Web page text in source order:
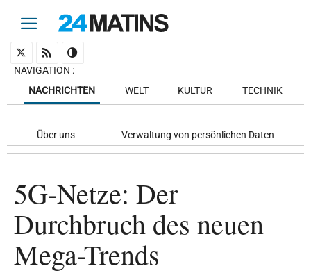
NAVIGATION :
NACHRICHTEN
WELT KULTUR TECHNIK
Über uns Verwaltung von persönlichen Daten
5G-Netze: Der
Durchbruch des neuen
Mega-Trends